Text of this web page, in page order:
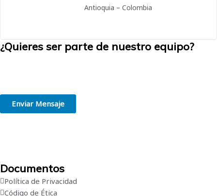
Antioquia – Colombia
¿Quieres ser parte de nuestro equipo?
Enviar Mensaje
Documentos
Política de Privacidad
Código de Ética